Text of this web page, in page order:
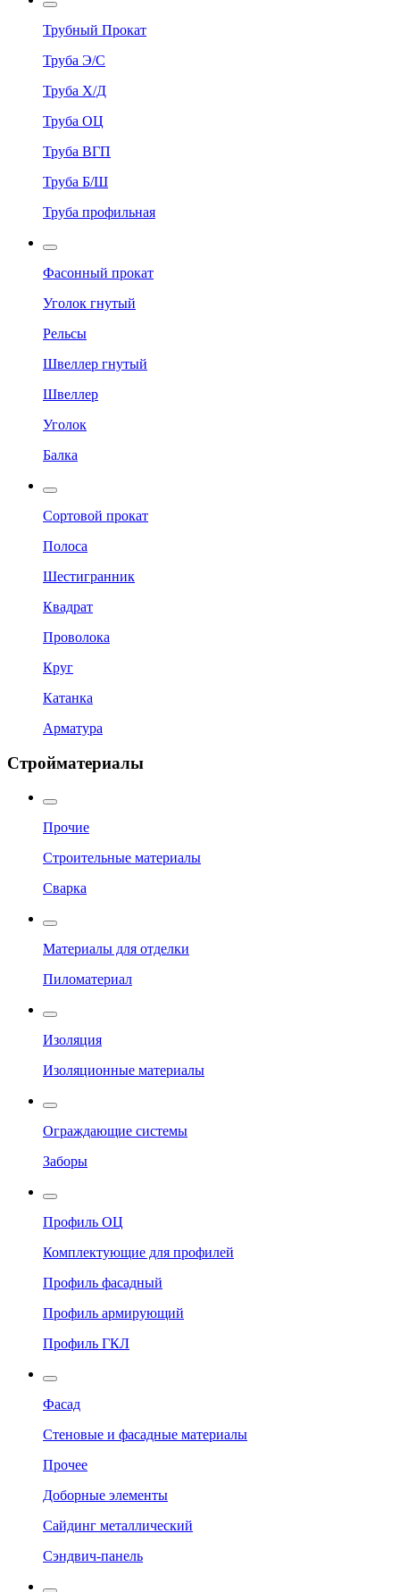
Трубный Прокат
Труба Э/С
Труба Х/Д
Труба ОЦ
Труба ВГП
Труба Б/Ш
Труба профильная
Фасонный прокат
Уголок гнутый
Рельсы
Швеллер гнутый
Швеллер
Уголок
Балка
Сортовой прокат
Полоса
Шестигранник
Квадрат
Проволока
Круг
Катанка
Арматура
Стройматериалы
Прочие
Строительные материалы
Сварка
Материалы для отделки
Пиломатериал
Изоляция
Изоляционные материалы
Ограждающие системы
Заборы
Профиль ОЦ
Комплектующие для профилей
Профиль фасадный
Профиль армирующий
Профиль ГКЛ
Фасад
Стеновые и фасадные материалы
Прочее
Доборные элементы
Сайдинг металлический
Сэндвич-панель